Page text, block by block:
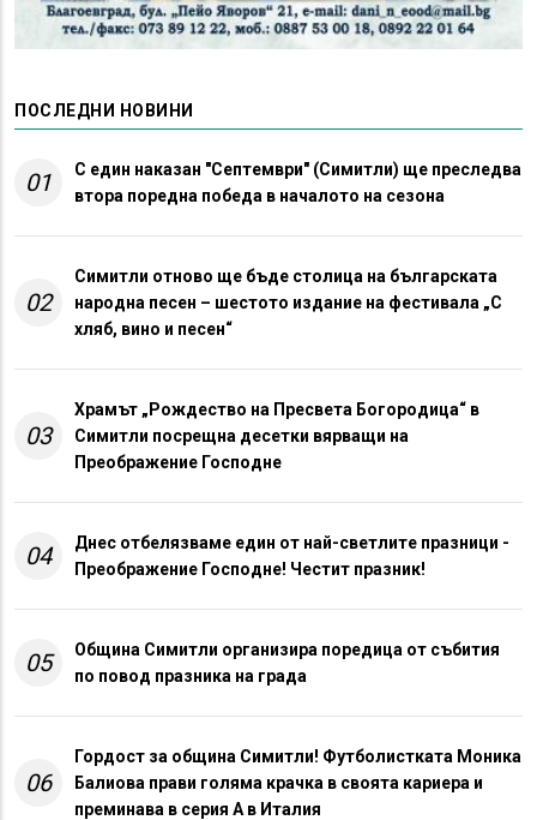
ПОСЛЕДНИ НОВИНИ
01
С един наказан "Септември" (Симитли) ще преследва
втора поредна победа в началото на сезона
02
Симитли отново ще бъде столица на българската
народна песен – шестото издание на фестивала „С
хляб, вино и песен“
03
Храмът „Рождество на Пресвета Богородица“ в
Симитли посрещна десетки вярващи на
Преображение Господне
04
Днес отбелязваме един от най-светлите празници -
Преображение Господне! Честит празник!
05
Община Симитли организира поредица от събития
по повод празника на града
06
Гордост за община Симитли! Футболистката Моника
Балиова прави голяма крачка в своята кариера и
преминава в серия А в Италия